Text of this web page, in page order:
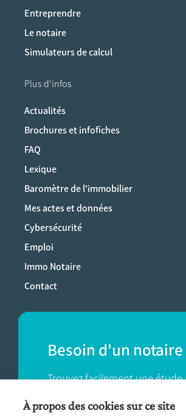
Entreprendre
Le notaire
Simulateurs de calcul
Plus d'infos
Actualités
Brochures et infofiches
FAQ
Lexique
Baromètre de l'immobilier
Mes actes et données
Cybersécurité
Emploi
Immo Notaire
Contact
Besoin d'un notaire
Trouvez facilement une
près de chez vous.
À propos des cookies sur ce site